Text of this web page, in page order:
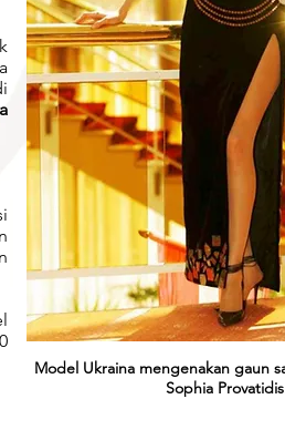
Model Ukraina mengenakan gaun
Sophia